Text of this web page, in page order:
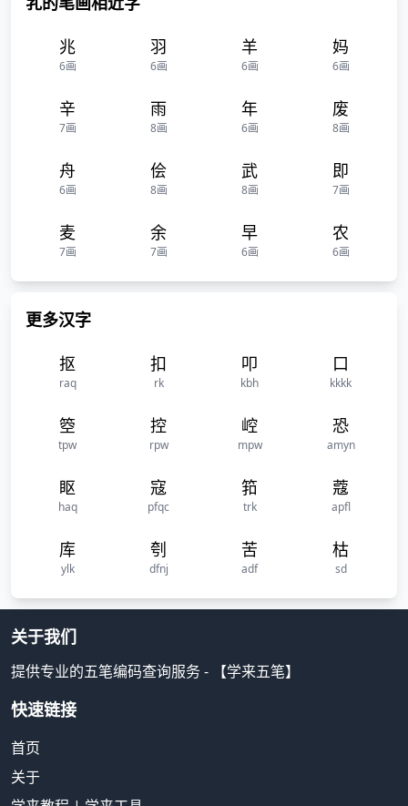
兆
6画
羽
6画
羊
6画
妈
6画
辛
7画
雨
8画
年
6画
废
8画
舟
6画
侩
8画
武
8画
即
7画
麦
7画
余
7画
早
6画
农
6画
更多汉字
抠
raq
扣
rk
叩
kbh
口
kkkk
箜
tpw
控
rpw
崆
mpw
恐
amyn
眍
haq
寇
pfqc
筘
trk
蔻
apfl
库
ylk
刳
dfnj
苦
adf
枯
sd
关于我们
提供专业的五笔编码查询服务 - 【学来五笔】
快速链接
首页
关于